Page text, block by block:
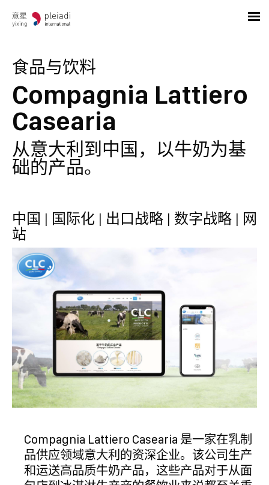
食品与饮料
Compagnia Lattiero
Casearia
从意大利到中国，以牛奶为基
础的产品。
中国 | 国际化 | 出口战略 | 数字战略 | 网
站
Compagnia Lattiero Casearia 是一家在乳制
品供应领域意大利的资深企业。该公司生产
和运送高品质牛奶产品，这些产品对于从面